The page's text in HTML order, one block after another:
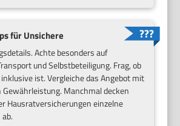
für Unsichere
Achte besonders auf
und Selbstbeteiligung. Frag, ob
ist. Vergleiche das Angebot mit
Gewährleistung. Manchmal decken
Hausratversicherungen einzelne